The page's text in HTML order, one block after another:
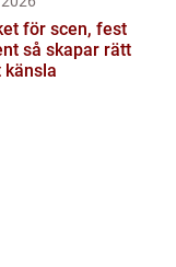
för scen, fest
rätt
känsla